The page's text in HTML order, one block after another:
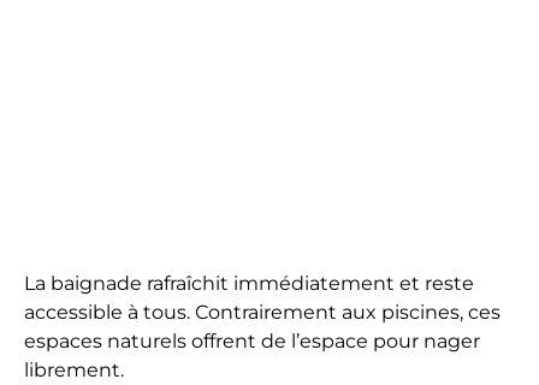
La baignade rafraîchit immédiatement et reste
accessible à tous. Contrairement aux piscines, ces
espaces naturels offrent de l’espace pour nager
librement.